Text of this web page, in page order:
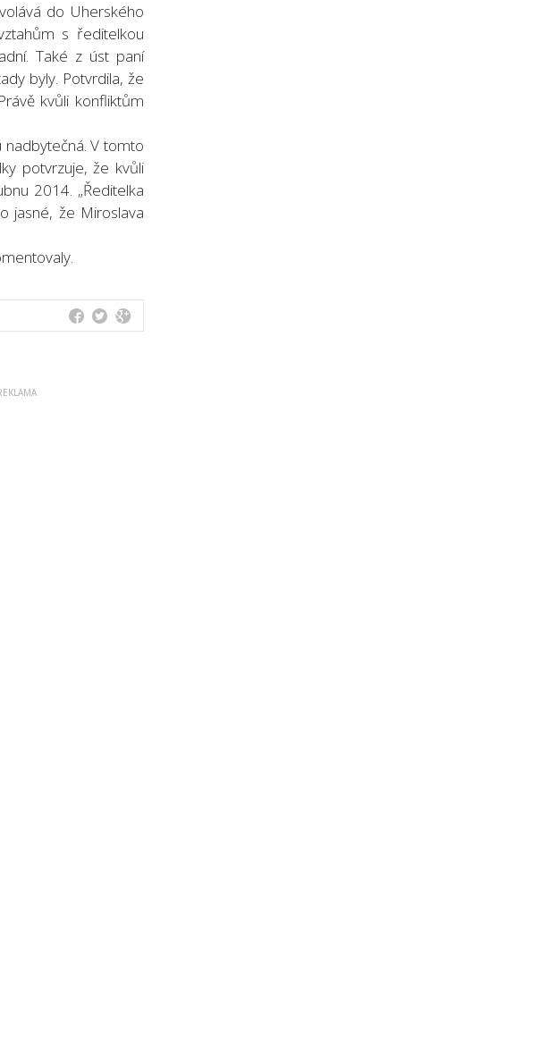
do Uherského
s ředitelkou
Také z úst paní
byly. Potvrdila, že
kvůli konfliktům
nadbytečná. V tomto
potvrzuje, že kvůli
2014. „Ředitelka
jasné, že Miroslava